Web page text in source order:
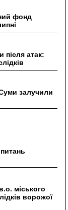
фонд
атак:
залучили
міського
ворожої